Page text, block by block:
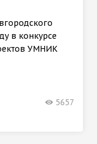
в конкурсе
УМНИК
5657